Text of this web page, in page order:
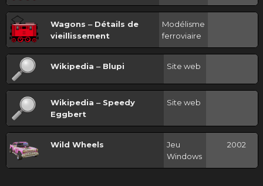
Wagons ‒ Détails de
vieillissement
Modélisme
ferroviaire
Wikipedia ‒ Blupi Site web
Wikipedia ‒ Speedy
Eggbert
Site web
Wild Wheels
Jeu
Windows
2002